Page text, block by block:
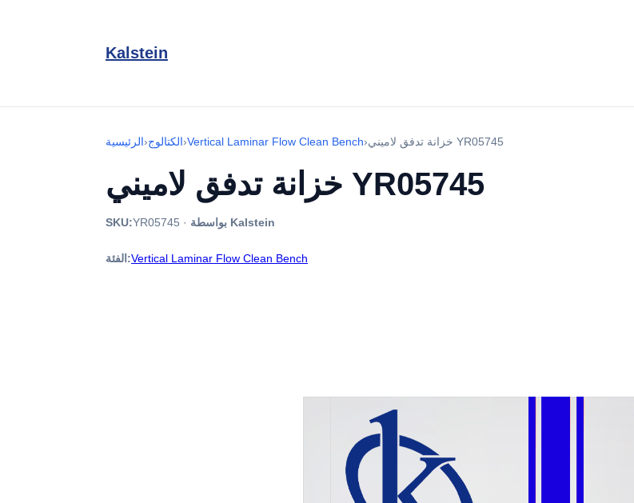
Kalstein
الرئيسية›الكتالوج›Vertical Laminar Flow Clean Bench› خزانة تدفق لاميني YR05745
خزانة تدفق لاميني YR05745
SKU:YR05745 · بواسطة Kalstein
الفئة:Vertical Laminar Flow Clean Bench